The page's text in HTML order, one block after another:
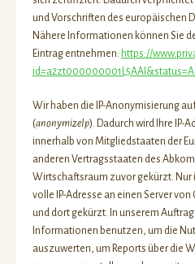
und Vorschriften des europäischen
Nähere Informationen können Sie
Eintrag entnehmen: https://
Wir haben die IP-Anonymisierung
(anonymizeIp). Dadurch wird Ihre IP-
innerhalb von Mitgliedstaaten der
anderen Vertragsstaaten des
Wirtschaftsraum zuvor gekürzt. Nur
volle IP-Adresse an einen Server
und dort gekürzt. In unserem
Informationen benutzen, um die
auszuwerten, um Reports über die